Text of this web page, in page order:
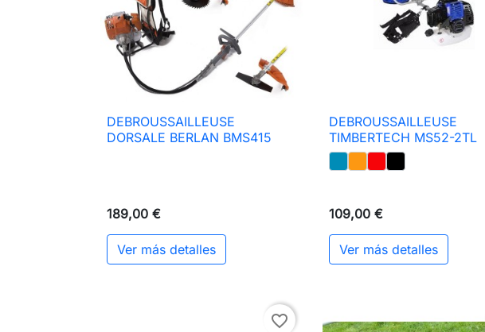
 Vista rápida
DEBROUSSAILLEUSE
DORSALE BERLAN BMS415
189,00 €
Ver más detalles
 Vista rápida
DEBROUSSAILLEUSE
TIMBERTECH MS52-2TL
109,00 €
Ver más detalles
favorite_border